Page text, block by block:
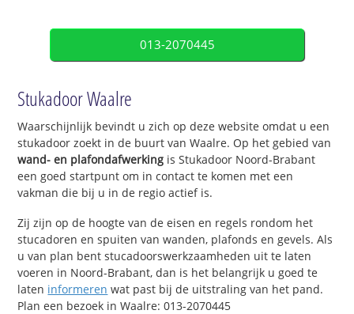
013-2070445
Stukadoor Waalre
Waarschijnlijk bevindt u zich op deze website omdat u een
stukadoor zoekt in de buurt van Waalre. Op het gebied van
wand- en plafondafwerking is Stukadoor Noord-Brabant
een goed startpunt om in contact te komen met een
vakman die bij u in de regio actief is.
Zij zijn op de hoogte van de eisen en regels rondom het
stucadoren en spuiten van wanden, plafonds en gevels. Als
u van plan bent stucadoorswerkzaamheden uit te laten
voeren in Noord-Brabant, dan is het belangrijk u goed te
laten informeren wat past bij de uitstraling van het pand.
Plan een bezoek in Waalre: 013-2070445